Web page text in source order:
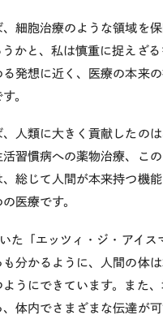
細胞治療のような領域を
かと、私は慎重に捉えざる
発想に近く、医療の本来
。
人類に大きく貢献したの
習慣病への薬物治療、こ
総じて人間が本来持つ機能
医療です。
た「エッツィ・ジ・アイス
分かるように、人間の体
うにできています。また
体内でさまざまな伝達が